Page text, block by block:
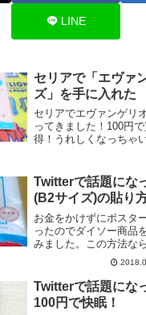
LINE
セリアで「エヴァ
ズ」を手に入れた
セリアでエヴァンゲリ
ってきました！100円
得！うれしくなっちゃ
Twitterで話題にな
(B2サイズ)の貼り
お金をかけずにポスタ
ったのでダイソー商品
みました。この方法な
傷つけません！使用し
グネット、マスキング
の４点のみ。
Twitterで話題にな
100円で快眠！